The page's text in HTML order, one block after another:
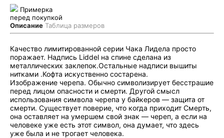
Примерка
перед покупкой
Описание Таблица размеров
Качество лимитированной серии Чака Лидела просто
поражает. Надпись Liddel на спине сделана из
металлических заклепок.Остальные надписи вышиты
нитками .Кофта искуственно состарена.
Изображение черепа. Обычно символизирует бесстрашие
перед лицом опасности и смерти. Другой смысл
использования символа черепа у байкеров — защита от
смерти. Существует поверие, что когда приходит Смерть,
она оставляет на умершем свой знак — череп, а если на
человеке уже есть этот символ, она думает, что здесь
уже была и не трогает человека.